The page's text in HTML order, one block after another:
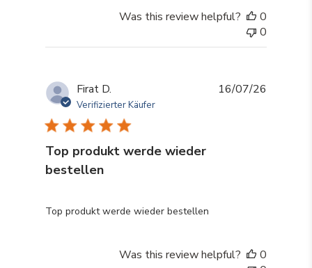
Was this review helpful?
0
0
Firat D.
Verifizierter Käufer
Top produkt werde wieder
bestellen
Top produkt werde wieder bestellen
read more about review content
16/07/26
Was this review helpful?
0